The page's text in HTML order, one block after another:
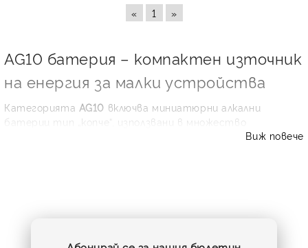
«
1 »
AG10 батерия – компактен източник
на енергия за малки устройства
Категорията AG10 включва миниатюрни алкални
батерии тип „копче“, използвани в множество
ежедневни уреди. Този размер често се търси и като
Виж повече